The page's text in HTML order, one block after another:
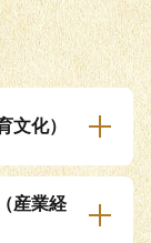
文化）
産業経